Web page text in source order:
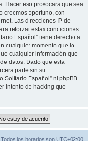
Hacer eso provocará que sea
creemos oportuno, con
Las direcciones IP de
reforzar estas condiciones.
Español” tiene derecho a
cualquier momento que lo
cualquier información que
datos. Dado que esta
parte sin su
Solitario Español” ni phpBB
intento de hacking que
Todos los horarios son UTC+02:00